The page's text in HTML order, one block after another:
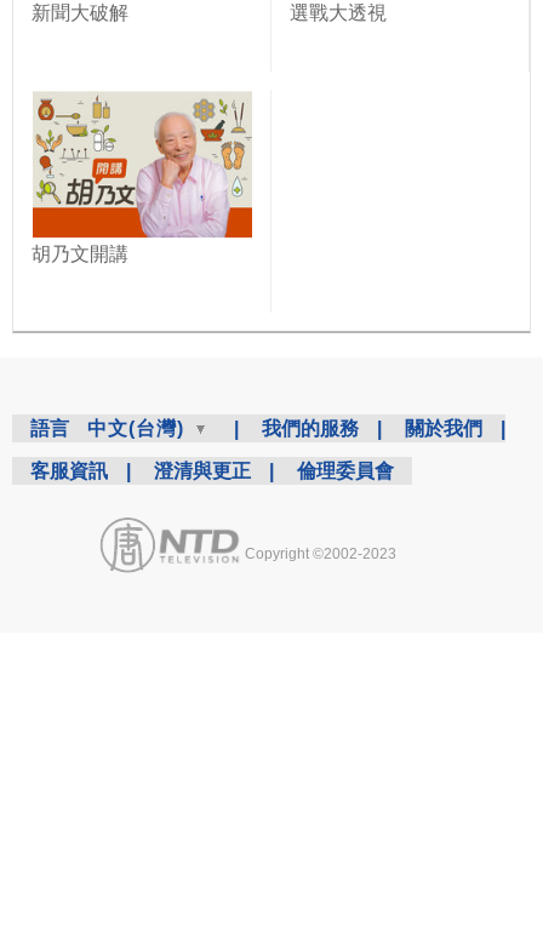
新聞大破解 選戰大透視
胡乃文開講
語言 中文(台灣) 我們的服務 關於我們
客服資訊 澄清與更正 倫理委員會
Copyright ©2002-2023